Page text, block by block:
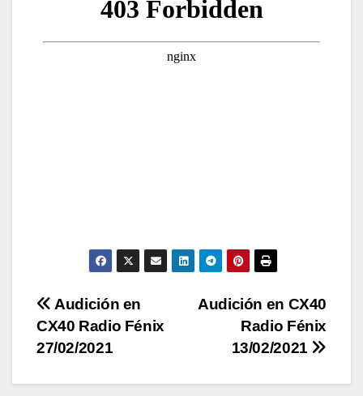
Navegación
de
entradas
Audición en CX40
Radio Fénix
13/02/2021
Audición en
CX40 Radio Fénix
27/02/2021